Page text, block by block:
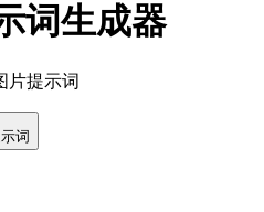
词生成器
片提示词
词